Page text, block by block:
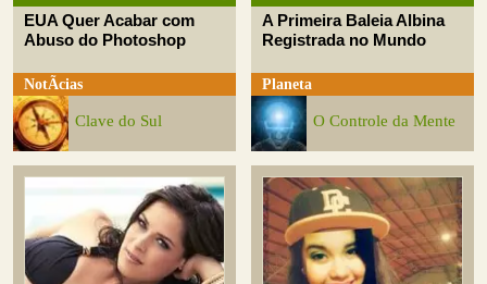
EUA Quer Acabar com
Abuso do Photoshop
NotÃ­cias
Clave do Sul
A Primeira Baleia Albina
Registrada no Mundo
Planeta
O Controle da Mente